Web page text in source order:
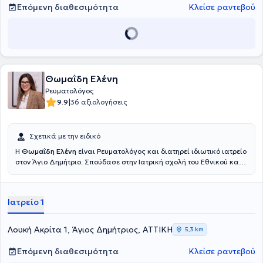
επιστημονική τεκμηρίωση, παρέχοντας υψηλού επιπέδου ιατρική
φροντίδα στον τομέα της Ρευματολογίας.
Επόμενη διαθεσιμότητα Κλείσε ραντεβού
Θωμαΐδη Ελένη
Ρευματολόγος
9.9|36 αξιολογήσεις
Σχετικά με την ειδικό
Η Θωμαΐδη Ελένη είναι Ρευματολόγος και διατηρεί ιδιωτικό ιατρείο
στον Άγιο Δημήτριο. Σπούδασε στην Ιατρική σχολή του Εθνικού και
στη Σουηδία, όπου διετέλεσε Επιμελήτρια της ρευματολογικής
αξιόλογη κλινική εμπειρία και διατελεί συνεργάτης του
Νοσοκομείου "Υγεία".
Ιατρείο 1
Λουκή Ακρίτα 1, Άγιος Δημήτριος, ΑΤΤΙΚΗ 5,3 km
Επόμενη διαθεσιμότητα Κλείσε ραντεβού